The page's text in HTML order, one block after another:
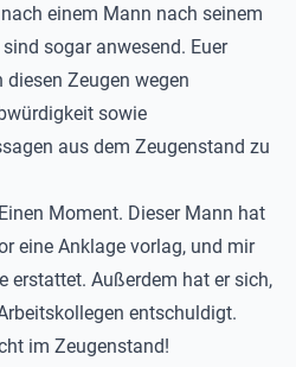
einem Mann nach seinem
sogar anwesend. Euer
diesen Zeugen wegen
sowie
aus dem Zeugenstand zu
Einen Moment. Dieser Mann hat
eine Anklage vorlag, und mir
erstattet. Außerdem hat er sich,
entschuldigt.
im Zeugenstand!